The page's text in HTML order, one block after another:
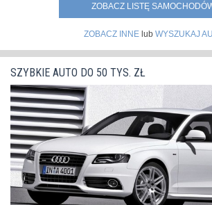
ZOBACZ LISTĘ
ZOBACZ INNElub WYSZUKAJ
SZYBKIE AUTO DO 50 TYS. ZŁ